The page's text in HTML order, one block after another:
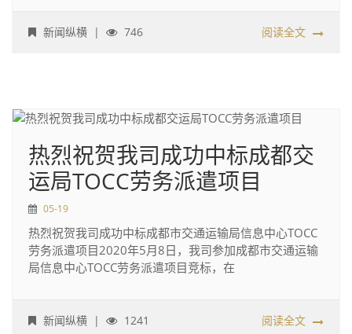
新闻纵横 | 746 阅读全文
热烈祝贺我司成功中标成都交
运局TOCC劳务派遣项目
05-19
热烈祝贺我司成功中标成都市交通运输局信息中心TOCC
劳务派遣项目2020年5月8日，我司参加成都市交通运输
局信息中心TOCC劳务派遣项目竞标，在
新闻纵横 | 1241 阅读全文